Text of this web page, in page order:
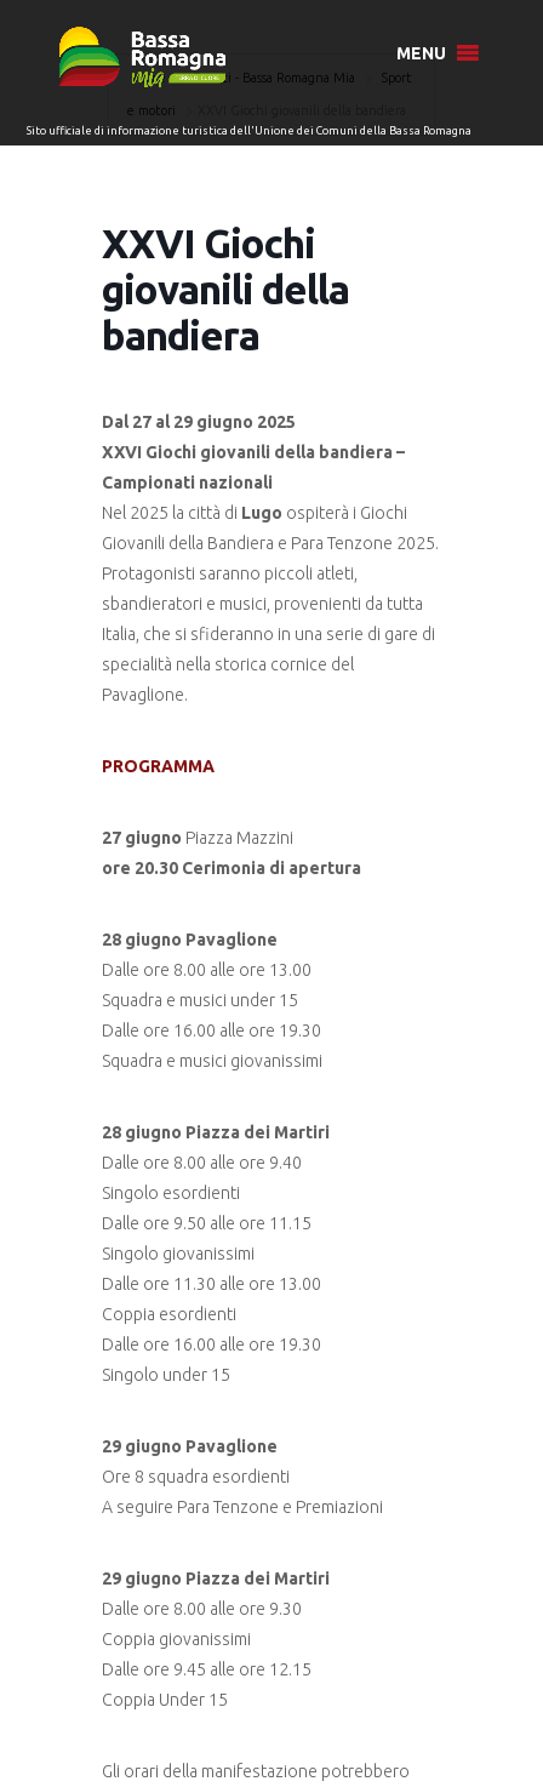
MENU
Home Eventi - Bassa Romagna Mia Sport
e motori
XXVI Giochi
giovanili della
bandiera
Dal 27 al 29 giugno 2025
XXVI Giochi giovanili della bandiera –
Campionati nazionali
Nel 2025 la città di Lugo ospiterà i Giochi
Giovanili della Bandiera e Para Tenzone 2025.
Protagonisti saranno piccoli atleti,
sbandieratori e musici, provenienti da tutta
Italia, che si sfideranno in una serie di gare di
specialità nella storica cornice del
Pavaglione.
PROGRAMMA
27 giugno Piazza Mazzini
ore 20.30 Cerimonia di apertura
28 giugno Pavaglione
Dalle ore 8.00 alle ore 13.00
Squadra e musici under 15
Dalle ore 16.00 alle ore 19.30
Squadra e musici giovanissimi
28 giugno Piazza dei Martiri
Dalle ore 8.00 alle ore 9.40
Singolo esordienti
Dalle ore 9.50 alle ore 11.15
Singolo giovanissimi
Dalle ore 11.30 alle ore 13.00
Coppia esordienti
Dalle ore 16.00 alle ore 19.30
Singolo under 15
29 giugno Pavaglione
Ore 8 squadra esordienti
A seguire Para Tenzone e Premiazioni
29 giugno Piazza dei Martiri
Dalle ore 8.00 alle ore 9.30
Coppia giovanissimi
Dalle ore 9.45 alle ore 12.15
Coppia Under 15
Gli orari della manifestazione potrebbero